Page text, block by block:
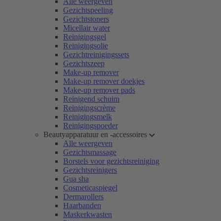
Gezichtspeeling
Gezichtstoners
Micellair water
Reinigingsgel
Reinigingsolie
Gezichtreinigingssets
Gezichtszeep
Make-up remover
Make-up remover doekjes
Make-up remover pads
Reinigend schuim
Reinigingscrème
Reinigingsmelk
Reinigingspoeder
Beautyapparatuur en -accessoires
Alle weergeven
Gezichtsmassage
Borstels voor gezichtsreiniging
Gezichtsreinigers
Gua sha
Cosmeticaspiegel
Dermarollers
Haarbanden
Maskerkwasten